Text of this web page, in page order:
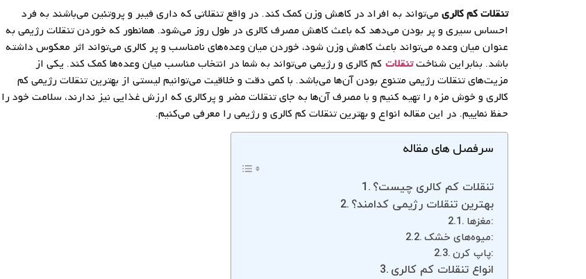
تنقلات کم کالری می‌تواند به افراد در کاهش وزن کمک کند. در واقع تنقلاتی که داری فیبر و پروتئین می‌باشند به فرد
احساس سیری و پر بودن می‌دهد که باعث کاهش مصرف کالری در طول روز می‌شود. همانطور که خوردن تنقلات رژیمی به
عنوان میان وعده می‌تواند باعث کاهش وزن شود، خوردن میان وعده‌های نامناسب و پر کالری می‌تواند اثر معکوس داشته
باشد. بنابراین شناختتنقلات کم کالری و رژیمی می‌تواند به شما در انتخاب مناسب میان وعده‌ها کمک کند. یکی از
مزیت‌های تنقلات رژیمی متنوع بودن آن‌ها می‌باشد. با کمی دقت و خلاقیت می‌توانیم لیستی از بهترین تنقلات رژیمی کم
کالری و خوش مزه را تهیه کنیم و با مصرف آن‌ها به جای تنقلات مضر و پرکالری که ارزش غذایی نیز ندارند، سلامت خود را
حفظ نماییم. در این مقاله انواع و بهترین تنقلات کم کالری و رژیمی را معرفی می‌کنیم.
سرفصل های مقاله
تنقلات کم کالری چیست؟
بهترین تنقلات رژیمی کدامند؟
مغزها:
میوه‌های خشک:
پاپ کرن:
انواع تنقلات کم کالری